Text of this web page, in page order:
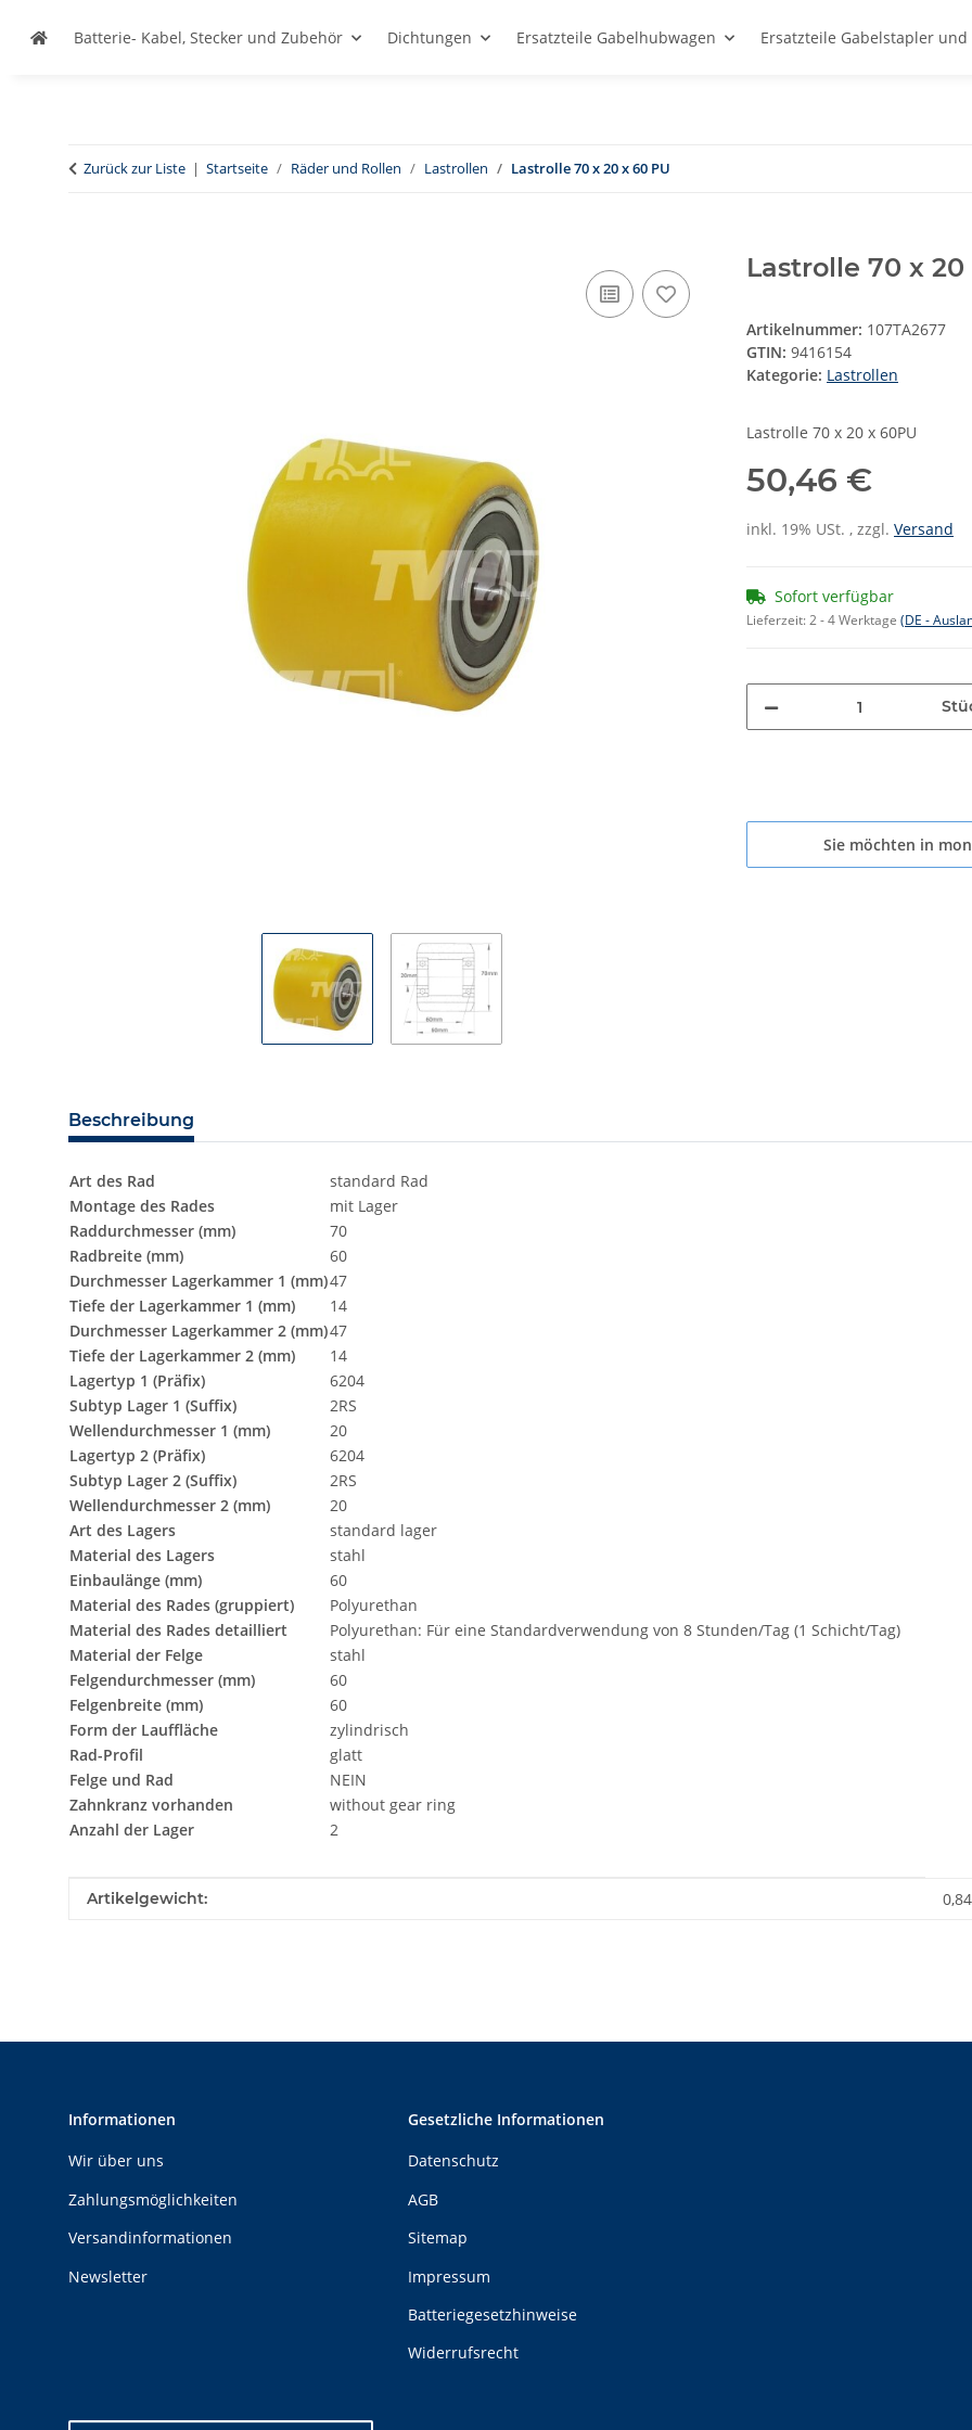
Batterie- Kabel, Stecker und Zubehör Dichtungen Ersatzteile Gabelhubwagen Ersatzteile Gabelstapler und
Zurück zur Liste Startseite Räder und Rollen Lastrollen Lastrolle 70 x 20 x 60 PU
Lastrolle 70 x 20
Artikelnummer: 107TA2677
GTIN: 9416154
Kategorie: Lastrollen
Lastrolle 70 x 20 x 60PU
50,46 €
inkl. 19% USt. , zzgl. Versand
Sofort verfügbar
Lieferzeit:2 - 4 Werktage (DE -
Sie möchten in
Beschreibung
Art des Rad
standard Rad
Montage des Rades
mit Lager
Raddurchmesser (mm)
70
Radbreite (mm)
60
Durchmesser Lagerkammer 1 (mm)47
Tiefe der Lagerkammer 1 (mm)
14
Durchmesser Lagerkammer 2 (mm)47
Tiefe der Lagerkammer 2 (mm)
14
Lagertyp 1 (Präfix)
6204
Subtyp Lager 1 (Suffix)
2RS
Wellendurchmesser 1 (mm)
20
Lagertyp 2 (Präfix)
6204
Subtyp Lager 2 (Suffix)
2RS
Wellendurchmesser 2 (mm)
20
Art des Lagers
standard lager
Material des Lagers
stahl
Einbaulänge (mm)
60
Material des Rades (gruppiert)
Polyurethan
Material des Rades detailliert
Polyurethan: Für eine Standardverwendung von 8 Stunden/Tag (1 Schicht/Tag)
Material der Felge
stahl
Felgendurchmesser (mm)
60
Felgenbreite (mm)
60
Form der Lauffläche
zylindrisch
Rad-Profil
glatt
Felge und Rad
NEIN
Zahnkranz vorhanden
without gear ring
Anzahl der Lager
2
Produkteigenschaft
Wert
Artikelgewicht: 0,84
Informationen
Wir über uns
Zahlungsmöglichkeiten
Versandinformationen
Newsletter
Gesetzliche Informationen
Datenschutz
AGB
Sitemap
Impressum
Batteriegesetzhinweise
Widerrufsrecht